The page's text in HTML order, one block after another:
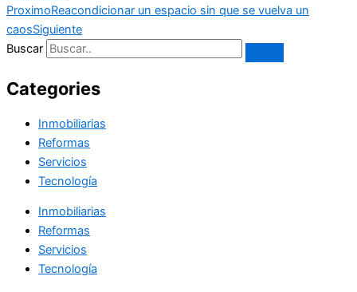
ProximoReacondicionar un espacio sin que se vuelva un
caosSiguiente
Buscar
Categories
Inmobiliarias
Reformas
Servicios
Tecnología
Inmobiliarias
Reformas
Servicios
Tecnología